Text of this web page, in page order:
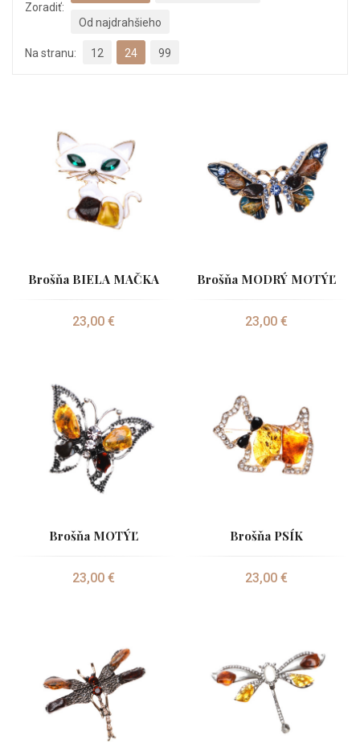
Zoradiť:
Od najdrahšieho
Na stranu: 12 24 99
Brošňa BIELA MAČKA
23,00 €
Brošňa MODRÝ MOTÝĽ
23,00 €
Brošňa MOTÝĽ
23,00 €
Brošňa PSÍK
23,00 €